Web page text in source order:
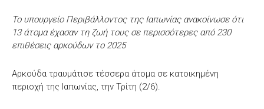
Το υπουργείο Περιβάλλοντος της Ιαπωνίας ανακοίνωσε ότι
13 άτομα έχασαν τη ζωή τους σε περισσότερες από 230
επιθέσεις αρκούδων το 2025
Αρκούδα τραυμάτισε τέσσερα άτομα σε κατοικημένη
περιοχή της Ιαπωνίας, την Τρίτη (2/6).